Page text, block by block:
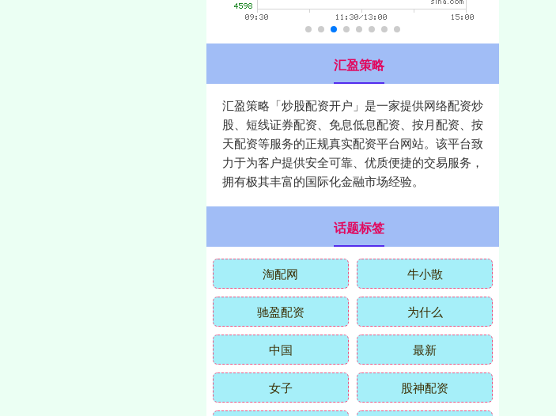
汇盈策略
汇盈策略「炒股配资开户」是一家提供网络配资炒
股、短线证券配资、免息低息配资、按月配资、按
天配资等服务的正规真实配资平台网站。该平台致
力于为客户提供安全可靠、优质便捷的交易服务，
拥有极其丰富的国际化金融市场经验。
话题标签
淘配网 牛小散
驰盈配资 为什么
中国 最新
女子 股神配资